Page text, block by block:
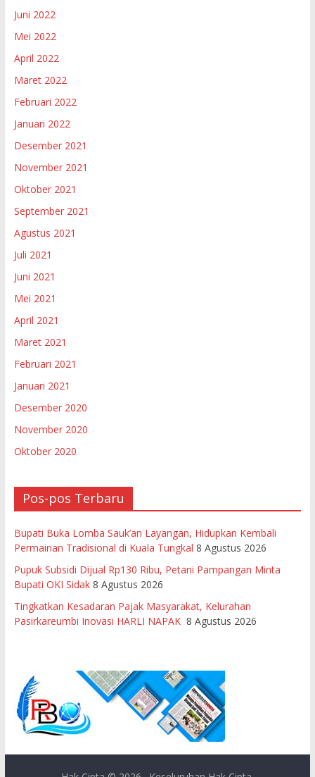
Juni 2022
Mei 2022
April 2022
Maret 2022
Februari 2022
Januari 2022
Desember 2021
November 2021
Oktober 2021
September 2021
Agustus 2021
Juli 2021
Juni 2021
Mei 2021
April 2021
Maret 2021
Februari 2021
Januari 2021
Desember 2020
November 2020
Oktober 2020
Pos-pos Terbaru
Bupati Buka Lomba Sauk’an Layangan, Hidupkan Kembali
Permainan Tradisional di Kuala Tungkal 8 Agustus 2026
Pupuk Subsidi Dijual Rp130 Ribu, Petani Pampangan Minta
Bupati OKI Sidak 8 Agustus 2026
Tingkatkan Kesadaran Pajak Masyarakat, Kelurahan
Pasirkareumbi Inovasi HARLI NAPAK 8 Agustus 2026